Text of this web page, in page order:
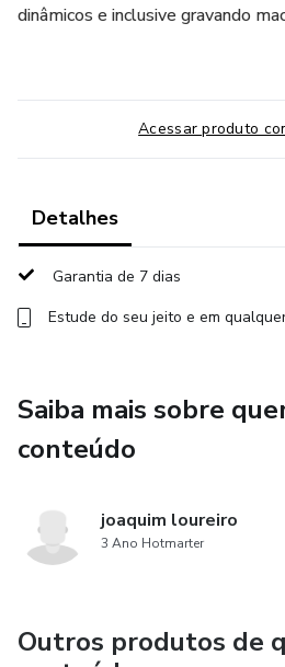
dinâmicos e inclusive gravando
Acessar produto
Detalhes
Garantia de 7 dias
Estude do seu jeito e em
Saiba mais sobre
conteúdo
joaquim loureiro
3 Ano Hotmarter
Outros produtos de